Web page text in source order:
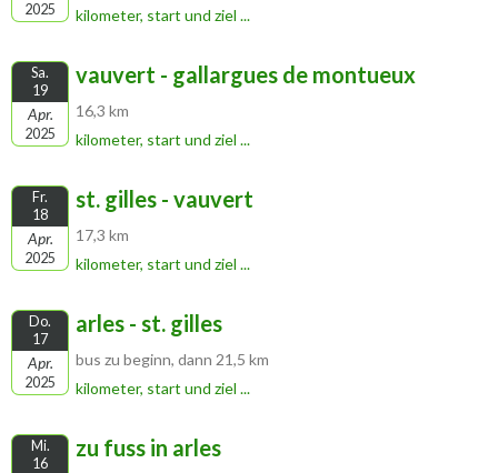
2025
kilometer, start und ziel ...
Sa.
19
Apr.
2025
vauvert - gallargues de montueux
16,3 km
kilometer, start und ziel ...
Fr.
18
Apr.
2025
st. gilles - vauvert
17,3 km
kilometer, start und ziel ...
Do.
17
Apr.
2025
arles - st. gilles
bus zu beginn, dann 21,5 km
kilometer, start und ziel ...
Mi.
16
zu fuss in arles